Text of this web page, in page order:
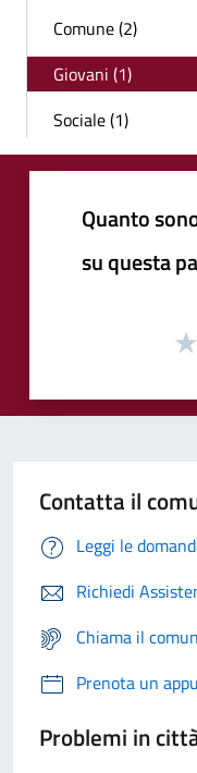
Comune (2)
Giovani (1)
Sociale (1)
Quanto
su questa
Contatta il
Leggi le
Richiedi
Chiama il
Prenota un
Problemi in